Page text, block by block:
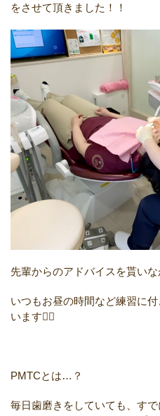
をさせて頂きました！！
先輩からのアドバイスを貰いな
いつもお昼の時間など練習に付
います🙇‍♀️
PMTCとは… ？
毎日歯磨きをしていても、すで